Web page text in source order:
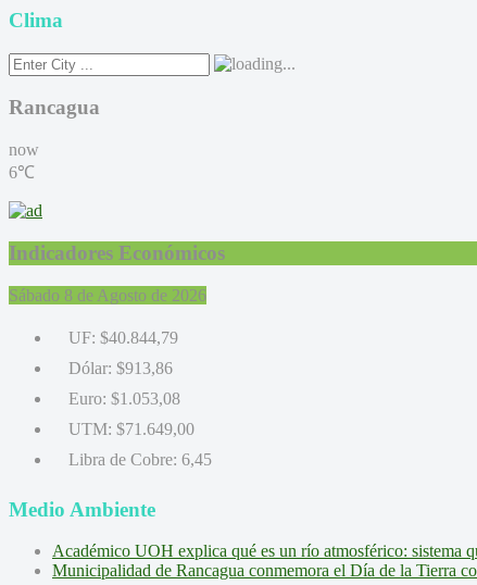
Clima
Rancagua
now
6℃
Indicadores Económicos
Sábado 8 de Agosto de 2026
UF: $40.844,79
Dólar: $913,86
Euro: $1.053,08
UTM: $71.649,00
Libra de Cobre: 6,45
Medio Ambiente
Académico UOH explica qué es un río atmosférico: sistema
Municipalidad de Rancagua conmemora el Día de la Tierra